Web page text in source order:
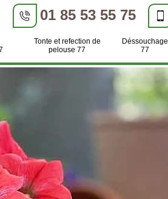
01 85 53 55 75
Tonte et refection de
pelouse 77
Déssouchage
77